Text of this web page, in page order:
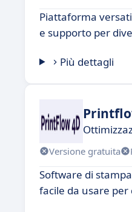
Piattaforma
e supporto per
Più dettagli
Versione gratuita
Software di
facile da usare